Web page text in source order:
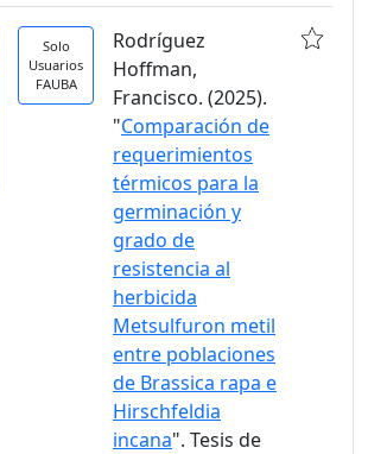
Solo
Usuarios
FAUBA
Rodríguez
Hoffman,
Francisco. (2025).
"Comparación de
requerimientos
térmicos para la
germinación y
grado de
resistencia al
herbicida
Metsulfuron metil
entre poblaciones
de Brassica rapa e
Hirschfeldia
incana". Tesis de